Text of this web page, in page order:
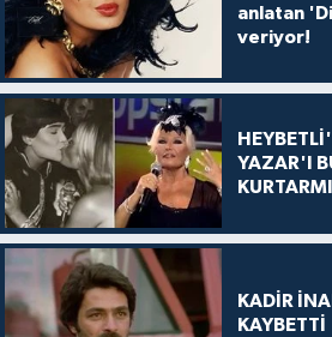
anlatan
veriyor!
YAZAR'I
KADİR
KAYBETTİ